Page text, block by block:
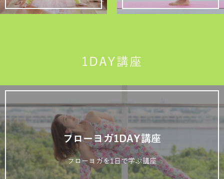
1DAY講座
フローヨガ1DAY講座
フローヨガを1日で学ぶ講座